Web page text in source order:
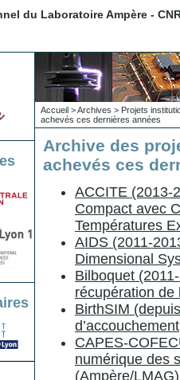
du Laboratoire Ampère -
Accueil >Archives > Projets
achevés ces dernières années
Archive des
achevés ces
ACCITE (2013-
Compact avec
Températures
AIDS (2011-
Dimensional
Bilboquet
récupération de
BirthSIM
d’accouchement
CAPES-
numérique des
(Ampère/LMAG)